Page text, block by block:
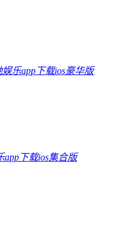
娱乐app下载ios豪华版
app下载ios集合版